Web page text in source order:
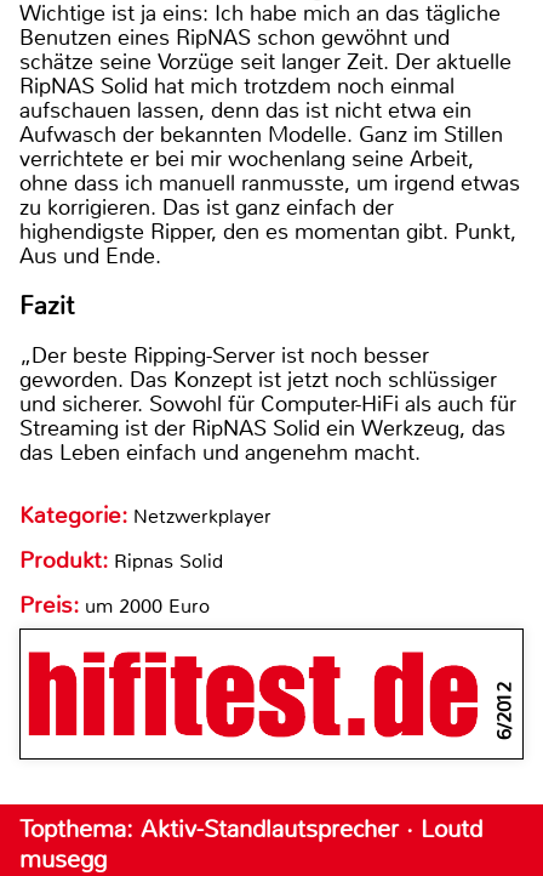
Wichtige ist ja eins: Ich habe mich an das tägliche
Benutzen eines RipNAS schon gewöhnt und
schätze seine Vorzüge seit langer Zeit. Der aktuelle
RipNAS Solid hat mich trotzdem noch einmal
aufschauen lassen, denn das ist nicht etwa ein
Aufwasch der bekannten Modelle. Ganz im Stillen
verrichtete er bei mir wochenlang seine Arbeit,
ohne dass ich manuell ranmusste, um irgend etwas
zu korrigieren. Das ist ganz einfach der
highendigste Ripper, den es momentan gibt. Punkt,
Aus und Ende.
Fazit
„Der beste Ripping-Server ist noch besser
geworden. Das Konzept ist jetzt noch schlüssiger
und sicherer. Sowohl für Computer-HiFi als auch für
Streaming ist der RipNAS Solid ein Werkzeug, das
das Leben einfach und angenehm macht.
Kategorie: Netzwerkplayer
Produkt: Ripnas Solid
Preis: um 2000 Euro
6/2012
Topthema: Aktiv-Standlautsprecher · Loutd
musegg